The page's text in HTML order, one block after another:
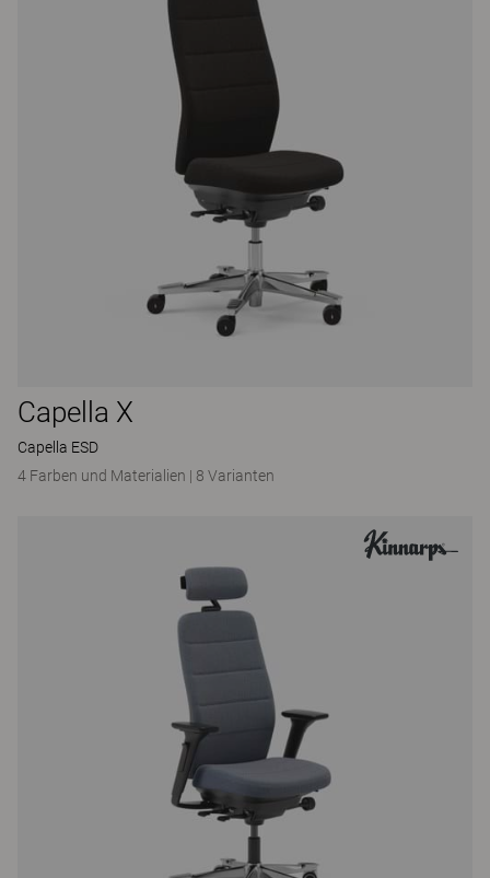
Capella X
Capella ESD
4 Farben und Materialien | 8 Varianten